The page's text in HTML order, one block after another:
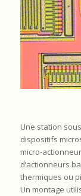
Une station
dispositifs
micro-
d’actionneurs
thermiques ou
Un montage